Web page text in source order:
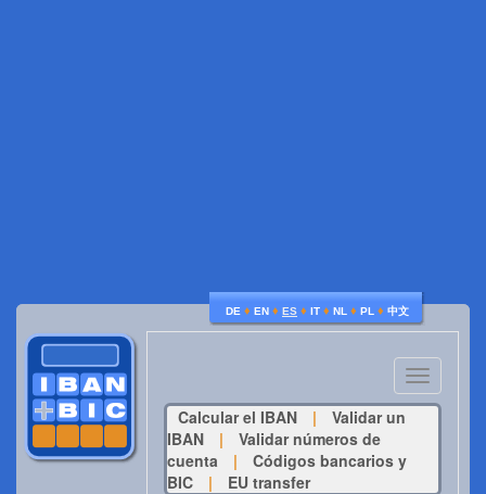
DE ♦ EN ♦ ES ♦ IT ♦ NL ♦ PL ♦ 中文
Toggle
navigation
Calcular el IBAN
|
Validar un
IBAN
|
Validar números de
cuenta
|
Códigos bancarios y
BIC
| EU transfer